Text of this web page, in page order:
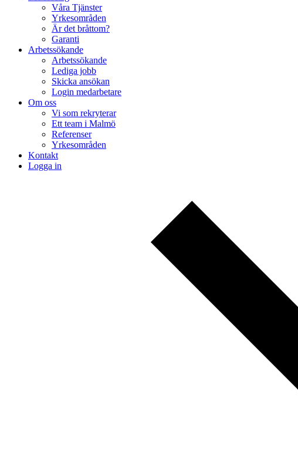
Våra Tjänster
Yrkesområden
Är det bråttom?
Garanti
Arbetssökande
Arbetssökande
Lediga jobb
Skicka ansökan
Login medarbetare
Om oss
Vi som rekryterar
Ett team i Malmö
Referenser
Yrkesområden
Kontakt
Logga in